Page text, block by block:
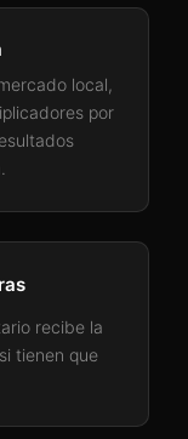
local,
por
recibe la
tienen que